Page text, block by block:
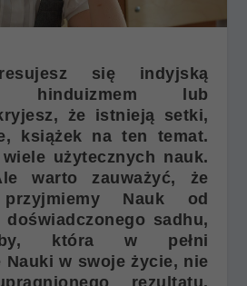
się indyjską
hinduizmem lub
że istnieją setki,
książek na ten temat.
użytecznych nauk.
warto zauważyć, że
Nauk od
sadhu,
która w pełni
Nauki w swoje życie, nie
rezultatu.